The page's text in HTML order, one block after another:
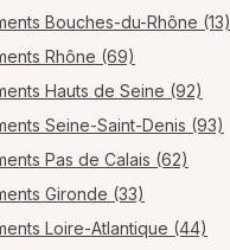
Bouches-du-Rhône (13)
Rhône (69)
Hauts de Seine (92)
Seine-Saint-Denis (93)
Pas de Calais (62)
Gironde (33)
Loire-Atlantique (44)